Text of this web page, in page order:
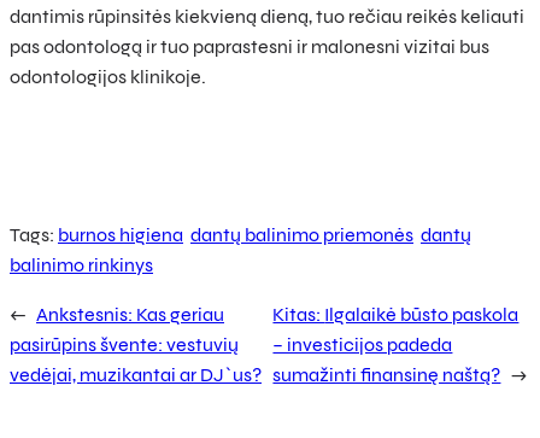
dantimis rūpinsitės kiekvieną dieną, tuo rečiau reikės keliauti
pas odontologą ir tuo paprastesni ir malonesni vizitai bus
odontologijos klinikoje.
Tags: burnos higiena dantų balinimo priemonės dantų
balinimo rinkinys
← Ankstesnis: Kas geriau
pasirūpins švente: vestuvių
vedėjai, muzikantai ar DJ`us?
Kitas: Ilgalaikė būsto paskola
– investicijos padeda
sumažinti finansinę naštą? →